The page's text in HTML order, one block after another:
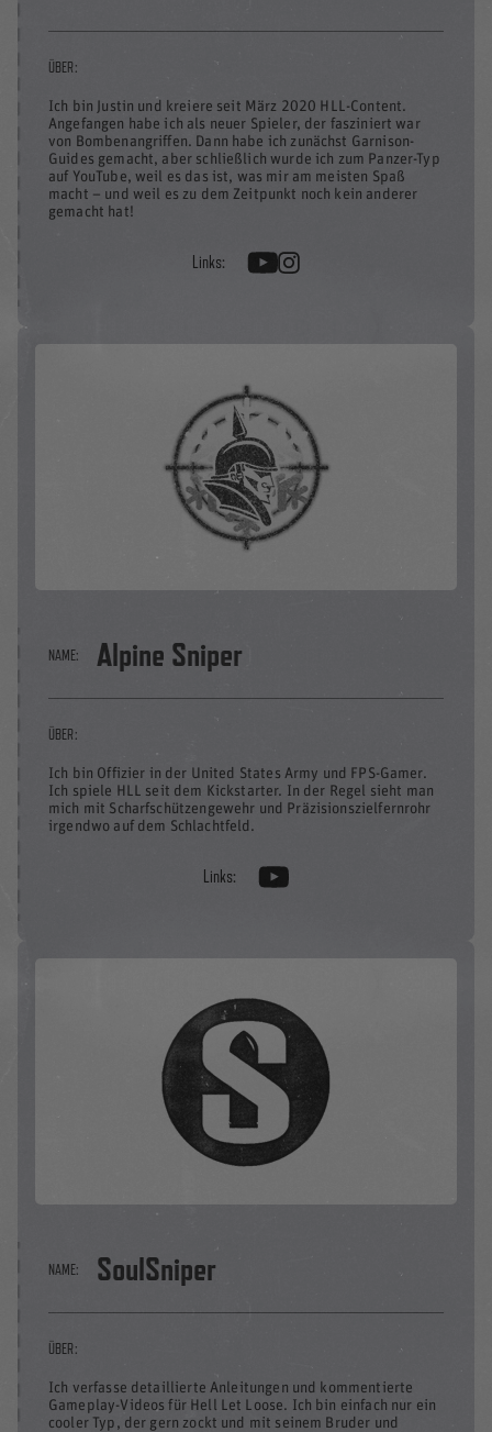
ÜBER:
Ich bin Justin und kreiere seit März 2020 HLL-Content.
Angefangen habe ich als neuer Spieler, der fasziniert war
von Bombenangriffen. Dann habe ich zunächst Garnison-
Guides gemacht, aber schließlich wurde ich zum Panzer-Typ
auf YouTube, weil es das ist, was mir am meisten Spaß
macht – und weil es zu dem Zeitpunkt noch kein anderer
gemacht hat!
Links:
NAME: Alpine Sniper
ÜBER:
Ich bin Offizier in der United States Army und FPS-Gamer.
Ich spiele HLL seit dem Kickstarter. In der Regel sieht man
mich mit Scharfschützengewehr und Präzisionszielfernrohr
irgendwo auf dem Schlachtfeld.
Links:
NAME: SoulSniper
ÜBER:
Ich verfasse detaillierte Anleitungen und kommentierte
Gameplay-Videos für Hell Let Loose. Ich bin einfach nur ein
cooler Typ, der gern zockt und mit seinem Bruder und